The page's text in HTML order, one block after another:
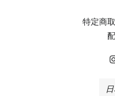
特定商